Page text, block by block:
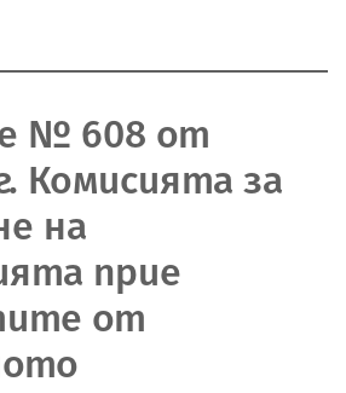
№ 608 от
г. Комисията за
на
прие
от